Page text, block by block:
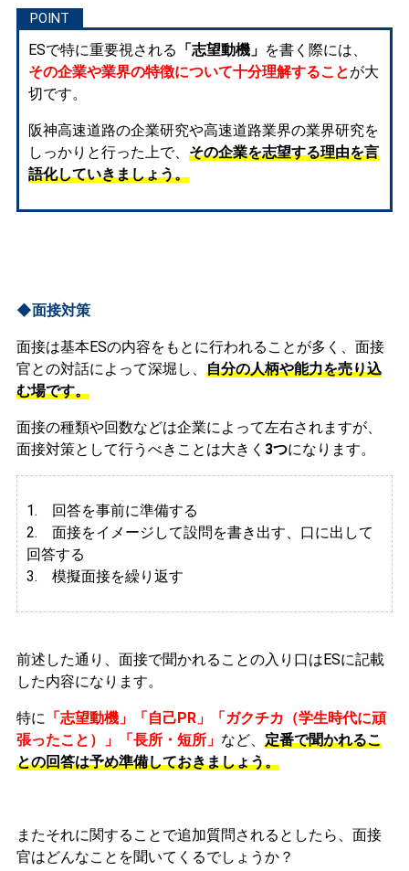
ESで特に重要視される 「志望動機」 を書く際には、
その企業や業界の特徴について十分理解することが大
切です。
阪神高速道路の企業研究や高速道路業界の業界研究を
しっかりと行った上で、 その企業を志望する理由を言
語化していきましょう。
◆面接対策
面接は基本ESの内容をもとに行われることが多く、面接
官との対話によって深堀し、 自分の人柄や能力を売り込
む場です。
面接の種類や回数などは企業によって左右されますが、
面接対策として行うべきことは大きく 3つになります。
1. 回答を事前に準備する
2. 面接をイメージして設問を書き出す、口に出して
回答する
3. 模擬面接を繰り返す
前述した通り、面接で聞かれることの入り口はESに記載
した内容になります。
特に 「志望動機」「自己PR」「ガクチカ（学生時代に頑
張ったこと）」「長所・短所」 など、 定番で聞かれるこ
との回答は予め準備しておきましょう。
またそれに関することで追加質問されるとしたら、面接
官はどんなことを聞いてくるでしょうか？